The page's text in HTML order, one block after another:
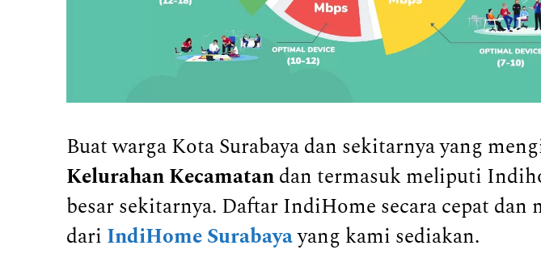
Buat warga Kota Surabaya dan sekitarnya yang
Kelurahan Kecamatandan termasuk meliputi
besar sekitarnya. Daftar IndiHome secara cepat dan
dari IndiHome Surabayayang kami sediakan.